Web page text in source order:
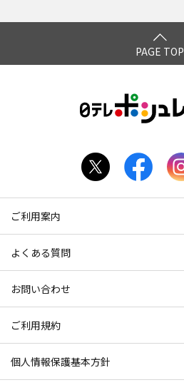
PAGE TOP
ご利用案内
よくある質問
お問い合わせ
ご利用規約
個人情報保護基本方針